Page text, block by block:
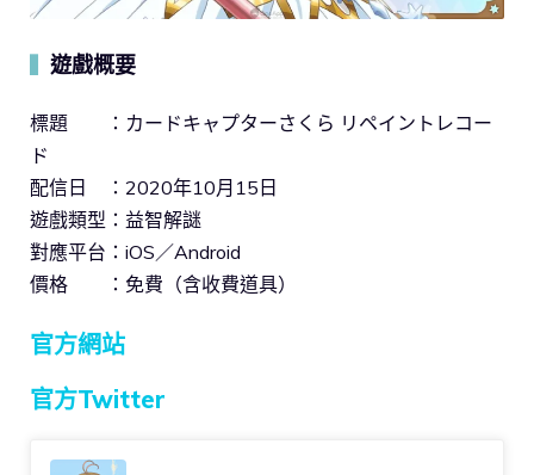
遊戲概要
標題 ：カードキャプターさくら リペイントレコー
ド
配信日 ：2020年10月15日
遊戲類型：益智解謎
對應平台：iOS／Android
價格 ：免費（含收費道具）
官方網站
官方Twitter